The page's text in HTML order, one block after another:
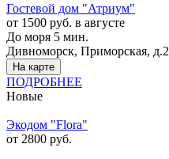
Гостевой дом "Атриум"
от 1500 руб. в августе
До моря 5 мин.
Дивноморск, Приморская, д.2
На карте
ПОДРОБНЕЕ
Новые
Экодом "Flora"
от 2800 руб.